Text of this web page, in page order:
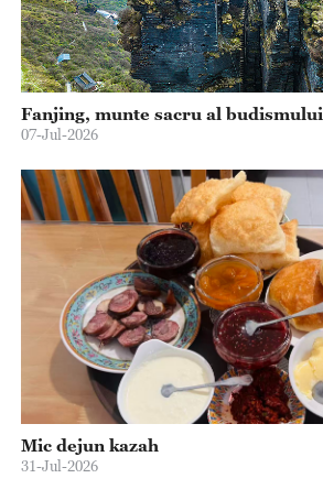
Fanjing, munte sacru al budismului
07-Jul-2026
Mic dejun kazah
31-Jul-2026